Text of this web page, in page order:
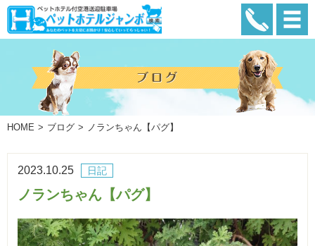
HOME ブログ ノランちゃん【パグ】
日記
2023.10.25
ノランちゃん【パグ】